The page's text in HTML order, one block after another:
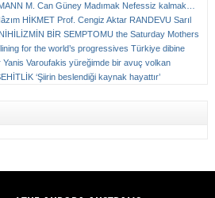
M. Can Güney Madımak Nefessiz kalmak…
HİKMET Prof. Cengiz Aktar RANDEVU Sarıl
BİR SEMPTOMU the Saturday Mothers
for the world’s progressives Türkiye dibine
Yanis Varoufakis yüreğimde bir avuç volkan
‘Şiirin beslendiği kaynak hayattır’